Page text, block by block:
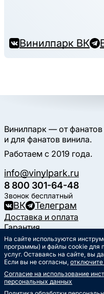
Винилпарк ВК
Винилпарк — от фанатов
и для фанатов винила.
Работаем с 2019 года.
info@vinylpark.ru
8 800 301-64-48
Звонок бесплатный
ВК Телеграм
Доставка и оплата
Гарантия
Контакты
Статьи
Музыкальный календарь
Документы
Публичная оферта
Политика обработки
На сайте используются
программы) и файлы cookie для
услуг. Оставаясь на сайте, вы
Если вы не согласны,
Согласие на использование
персональных данных